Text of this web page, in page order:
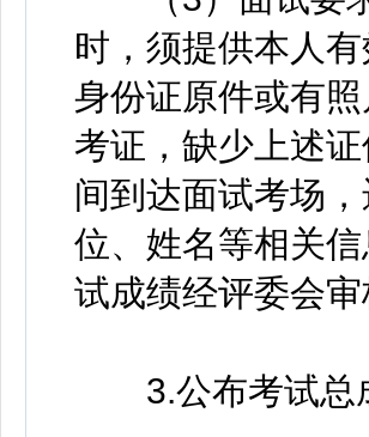
时，须提供本人
身份证原件或有
考证，缺少上述
间到达面试考场
位、姓名等相关
试成绩经评委会
3.公布考试总